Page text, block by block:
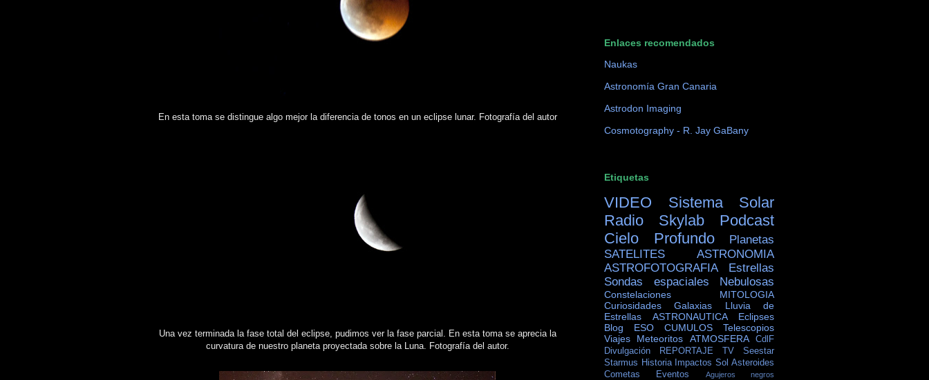
En esta toma se distingue algo mejor la diferencia de tonos en un eclipse lunar. Fotografía del autor
Una vez terminada la fase total del eclipse, pudimos ver la fase parcial. En esta toma se aprecia la
curvatura de nuestro planeta proyectada sobre la Luna. Fotografía del autor.
Enlaces recomendados
Naukas
Astronomía Gran Canaria
Astrodon Imaging
Cosmotography - R. Jay GaBany
Etiquetas
VIDEO
Sistema Solar
Radio Skylab
Podcast
Cielo Profundo
Planetas
SATELITES
ASTRONOMIA
ASTROFOTOGRAFIA
Estrellas
Sondas espaciales
Nebulosas
Constelaciones
MITOLOGIA
Curiosidades
Galaxias
Lluvia de
Estrellas
ASTRONAUTICA
Eclipses
Blog
ESO CUMULOS
Telescopios
Viajes
Meteoritos ATMOSFERA
CdlF
Divulgación
REPORTAJE TV
Seestar
Starmus Historia Impactos Sol Asteroides
Cometas
Eventos
Agujeros negros